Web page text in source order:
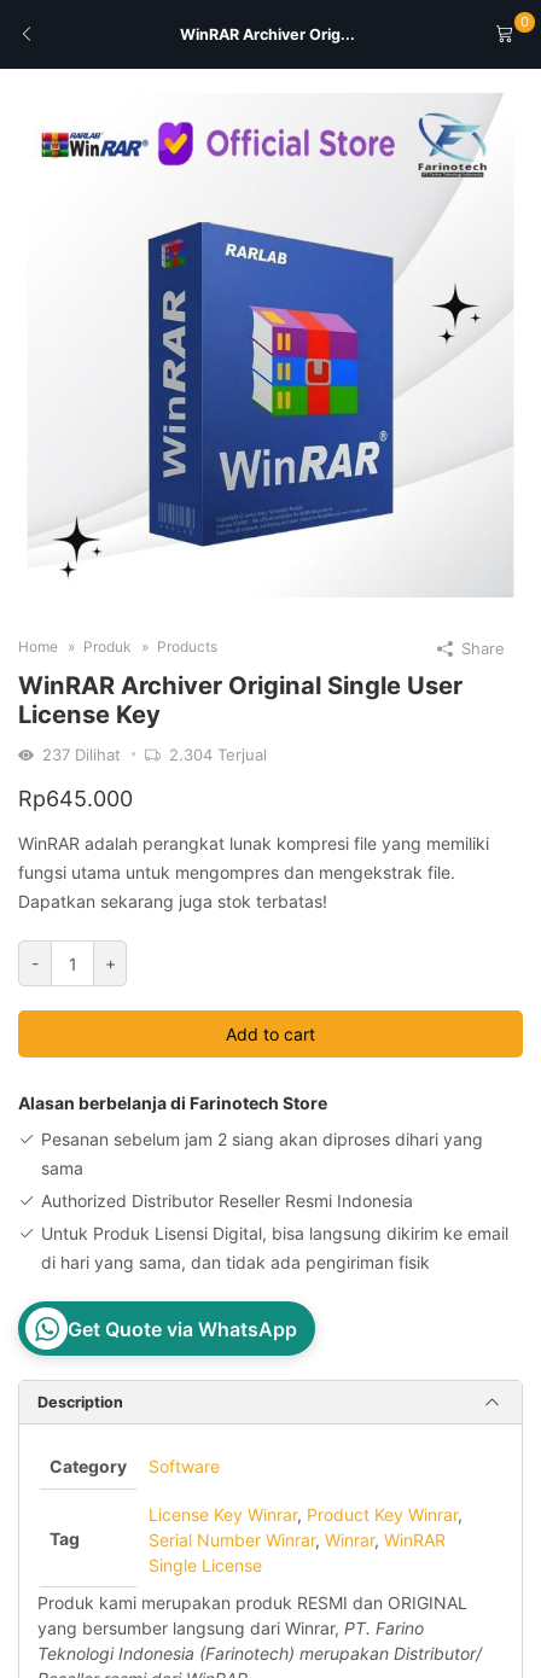
WinRAR Archiver Orig...
0
Home Produk Products
WinRAR Archiver Original Single User
License Key
237 Dilihat 2.304 Terjual
Rp645.000
WinRAR adalah perangkat lunak kompresi file yang memiliki
fungsi utama untuk mengompres dan mengekstrak file.
Dapatkan sekarang juga stok terbatas!
-
WinRAR
Archiver
Original
License
+
Add to cart
Alasan berbelanja di Farinotech Store
Pesanan sebelum jam 2 siang akan diproses dihari yang
sama
Authorized Distributor Reseller Resmi Indonesia
Untuk Produk Lisensi Digital, bisa langsung dikirim ke email
di hari yang sama, dan tidak ada pengiriman fisik
Get Quote via WhatsApp
Share
Description
Category Software
Tag
License Key Winrar, Product Key Winrar,
Serial Number Winrar, Winrar, WinRAR
Single License
Produk kami merupakan produk RESMI dan ORIGINAL
yang bersumber langsung dari Winrar, PT. Farino
Teknologi Indonesia (Farinotech) merupakan Distributor/